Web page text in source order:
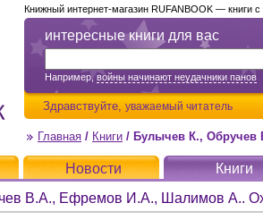
интересные книги для вас
Например,войны начинают неудачники панов
Здравствуйте, уважаемый читатель
Книжный интернет-магазин RUFANBOOK — книги
Главная / Книги / Булычев К., Обручев В.А.,
Новости
Книги
В.А., Ефремов И.А., Шалимов А..